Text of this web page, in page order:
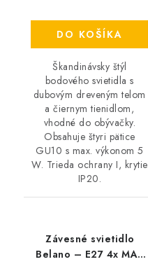
DO KOŠÍKA
Škandinávsky štýl
bodového svietidla s
dubovým dreveným telom
a čiernym tienidlom,
vhodné do obývačky.
Obsahuje štyri pätice
GU10 s max. výkonom 5
W. Trieda ochrany I, krytie
IP20.
Závesné svietidlo
Belano – E27 4x MAX